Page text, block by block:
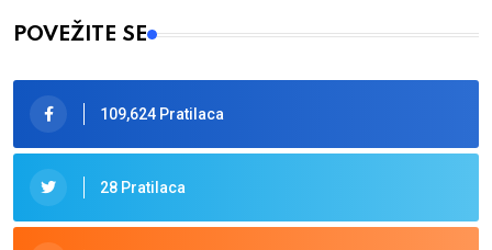
POVEŽITE SE
109,624 Pratilaca
28 Pratilaca